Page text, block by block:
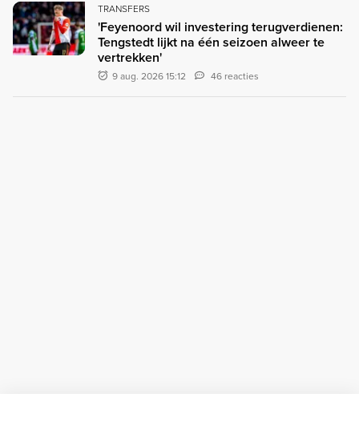
TRANSFERS
'Feyenoord wil investering terugverdienen:
Tengstedt lijkt na één seizoen alweer te
vertrekken'
9 aug. 2026 15:12 46 reacties